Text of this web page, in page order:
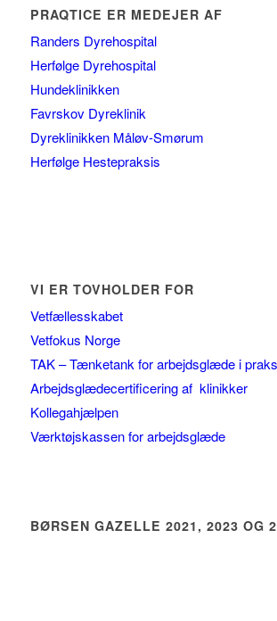
PRAQTICE ER MEDEJER AF
Randers Dyrehospital
Herfølge Dyrehospital
Hundeklinikken
Favrskov Dyreklinik
Dyreklinikken Måløv-Smørum
Herfølge Hestepraksis
VI ER TOVHOLDER FOR
Vetfællesskabet
Vetfokus Norge
TAK – Tænketank for arbejdsglæde i
Arbejdsglædecertificering af klinikker
Kollegahjælpen
Værktøjskassen for arbejdsglæde
BØRSEN GAZELLE 2021, 2023 OG